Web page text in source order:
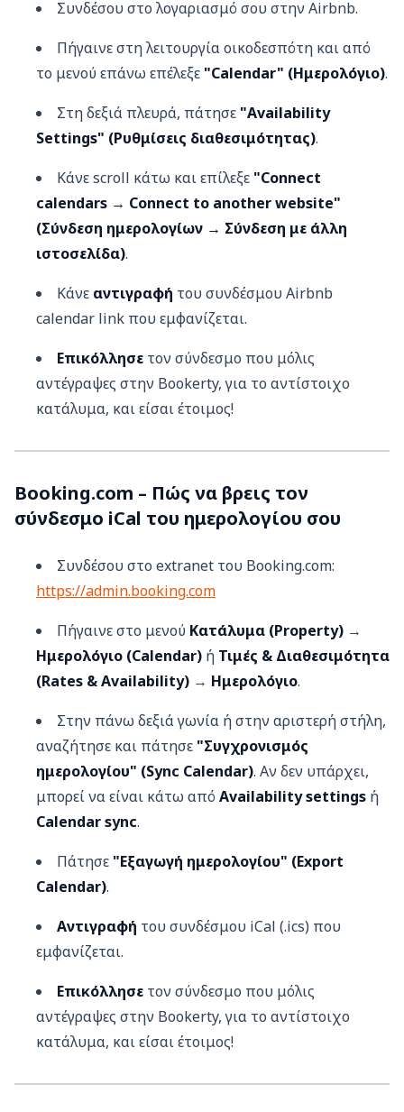
Συνδέσου στο λογαριασμό σου στην Airbnb.
Πήγαινε στη λειτουργία οικοδεσπότη και από
το μενού επάνω επέλεξε "Calendar" (Ημερολόγιο).
Στη δεξιά πλευρά, πάτησε "Availability
Settings" (Ρυθμίσεις διαθεσιμότητας).
Κάνε scroll κάτω και επίλεξε "Connect
calendars → Connect to another website"
(Σύνδεση ημερολογίων → Σύνδεση με άλλη
ιστοσελίδα).
Κάνε αντιγραφή του συνδέσμου Airbnb
calendar link που εμφανίζεται.
Επικόλλησε τον σύνδεσμο που μόλις
αντέγραψες στην Bookerty, για το αντίστοιχο
κατάλυμα, και είσαι έτοιμος!
Booking.com – Πώς να βρεις τον
σύνδεσμο iCal του ημερολογίου σου
Συνδέσου στο extranet του Booking.com:
https://admin.booking.com
Πήγαινε στο μενού Κατάλυμα (Property) →
Ημερολόγιο (Calendar) ή Τιμές & Διαθεσιμότητα
(Rates & Availability) → Ημερολόγιο.
Στην πάνω δεξιά γωνία ή στην αριστερή στήλη,
αναζήτησε και πάτησε "Συγχρονισμός
ημερολογίου" (Sync Calendar). Αν δεν υπάρχει,
μπορεί να είναι κάτω από Availability settings ή
Calendar sync.
Πάτησε "Εξαγωγή ημερολογίου" (Export
Calendar).
Αντιγραφή του συνδέσμου iCal (.ics) που
εμφανίζεται.
Επικόλλησε τον σύνδεσμο που μόλις
αντέγραψες στην Bookerty, για το αντίστοιχο
κατάλυμα, και είσαι έτοιμος!